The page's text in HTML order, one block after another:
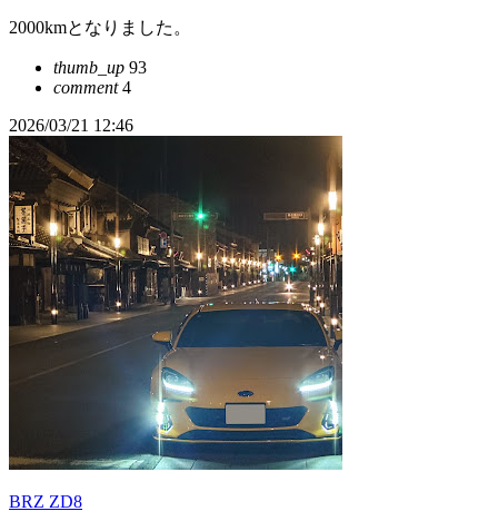
2000kmとなりました。
thumb_up 93
comment4
2026/03/21 12:46
BRZ ZD8